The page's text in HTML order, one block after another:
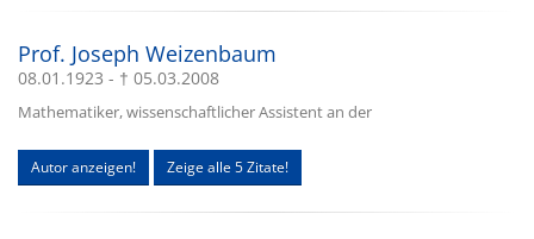
Prof. Joseph Weizenbaum
08.01.1923 - † 05.03.2008
Mathematiker, wissenschaftlicher Assistent an der
Autor anzeigen! Zeige alle 5 Zitate!